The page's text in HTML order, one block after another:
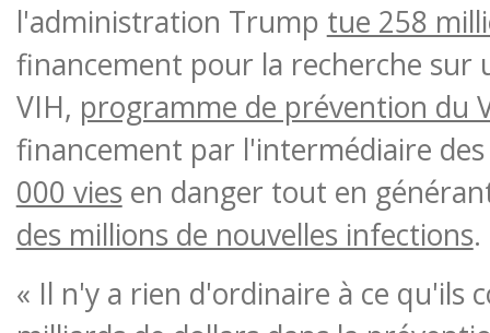
l'administration Trump tue 258
financement pour la recherche sur
VIH, programme de prévention du
financement par l'intermédiaire
000 viesen danger tout en
des millions de nouvelles infections.
« Il n'y a rien d'ordinaire à ce qu'ils